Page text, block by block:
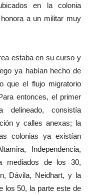
en la colonia
a un militar muy
estaba en su curso y
ya habían hecho de
que el flujo migratorio
entonces, el primer
consistía
y calles anexas; la
colonias ya existían
Independencia,
mediados de los 30,
Dávila, Neidhart, y la
los 50, la parte este de